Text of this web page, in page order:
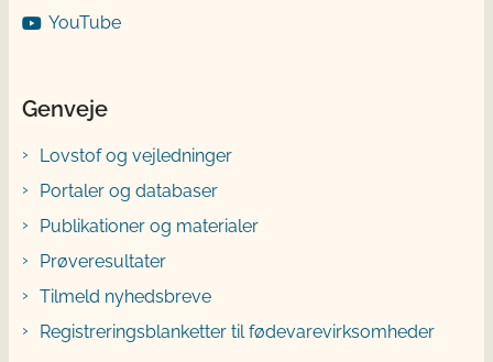
YouTube
Genveje
Lovstof og vejledninger
Portaler og databaser
Publikationer og materialer
Prøveresultater
Tilmeld nyhedsbreve
Registreringsblanketter til fødevarevirksomheder